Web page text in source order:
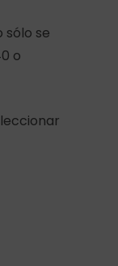
sólo se
o